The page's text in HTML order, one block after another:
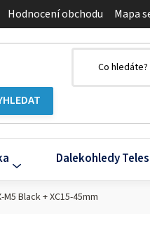
Hodnocení obchodu Mapa
Dalekohledy
M5 Black + XC15-45mm